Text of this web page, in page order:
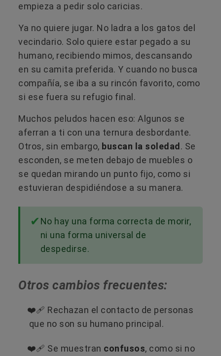
empieza a pedir solo caricias.
Ya no quiere jugar. No ladra a los gatos del
vecindario. Solo quiere estar pegado a su
humano, recibiendo mimos, descansando
en su camita preferida. Y cuando no busca
compañía, se iba a su rincón favorito, como
si ese fuera su refugio final.
Muchos peludos hacen eso: Algunos se
aferran a ti con una ternura desbordante.
Otros, sin embargo, buscan la soledad . Se
esconden, se meten debajo de muebles o
se quedan mirando un punto fijo, como si
estuvieran despidiéndose a su manera.
No hay una forma correcta de morir,
ni una forma universal de
despedirse.
Otros cambios frecuentes:
❤️‍🩹 Rechazan el contacto de personas
que no son su humano principal.
❤️‍🩹 Se muestran confusos, como si no